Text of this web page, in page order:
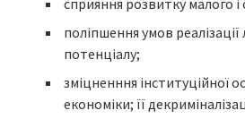
поліпшення умов
потенціалу;
зміцненння інституційної
економіки; її